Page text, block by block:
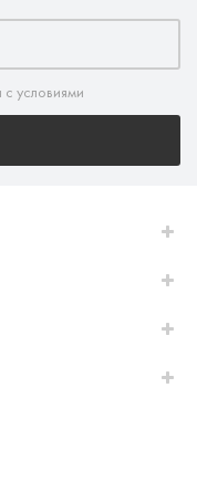
с условиями